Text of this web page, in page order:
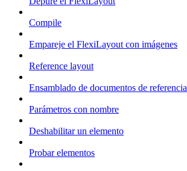
Compile
Empareje el FlexiLayout con imágenes
Reference layout
Ensamblado de documentos de referencia
Parámetros con nombre
Deshabilitar un elemento
Probar elementos